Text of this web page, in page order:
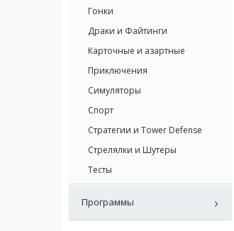
Гонки
Драки и Файтинги
Карточные и азартные
Приключения
Симуляторы
Спорт
Стратегии и Tower Defense
Стрелялки и Шутеры
Тесты
Программы